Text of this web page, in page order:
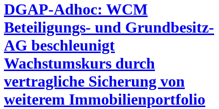
DGAP-Adhoc: WCM
Beteiligungs- und Grundbesitz-
AG beschleunigt
Wachstumskurs durch
vertragliche Sicherung von
weiterem Immobilienportfolio